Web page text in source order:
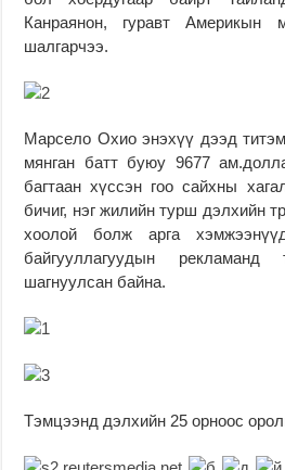
Канраянон, гуравт
шалгарчээ.
Марсело Охио энэхүү дээд
мянган батт буюу 9677
багтаан хүссэн гоо сайхны
бичиг, нэг жилийн турш дэлхийн
хоолой болж арга
байгууллагуудын
шагнуулсан байна.
Тэмцээнд дэлхийн 25 орноос